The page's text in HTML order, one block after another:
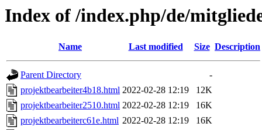
Index of /index.php/de/
Name Last modified Size Description
Parent Directory
-
projektbearbeiter4b18.html 2022-02-28 12:19
12K
projektbearbeiter2510.html 2022-02-28 12:19
16K
projektbearbeiterc61e.html 2022-02-28 12:19
16K